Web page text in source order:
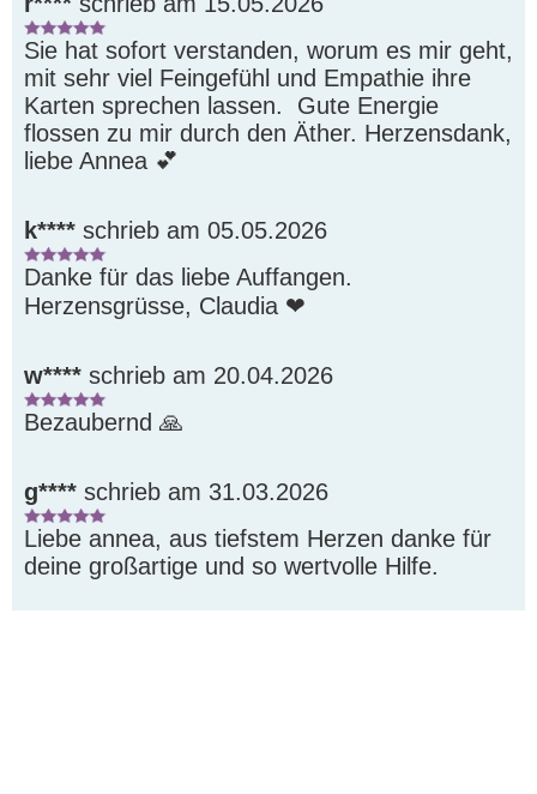
Sie hat sofort verstanden, worum es mir geht,
mit sehr viel Feingefühl und Empathie ihre
Karten sprechen lassen.  Gute Energie
flossen zu mir durch den Äther. Herzensdank,
liebe Annea 💕
k**** schrieb am 05.05.2026
Danke für das liebe Auffangen.
Herzensgrüsse, Claudia ❤ ️
w**** schrieb am 20.04.2026
Bezaubernd 🙏
g**** schrieb am 31.03.2026
Liebe annea, aus tiefstem Herzen danke für
deine großartige und so wertvolle Hilfe.